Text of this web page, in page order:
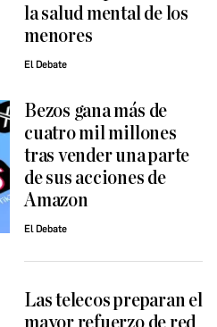
la salud mental de los
menores
El Debate
Bezos gana más de
cuatro mil millones
tras vender una parte
de sus acciones de
Amazon
El Debate
Las telecos preparan el